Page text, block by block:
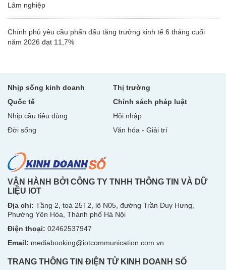
Lâm nghiệp
Chính phủ yêu cầu phấn đấu tăng trưởng kinh tế 6 tháng cuối
năm 2026 đạt 11,7%
Nhịp sống kinh doanh
Thị trường
Quốc tế
Chính sách pháp luật
Nhịp cầu tiêu dùng
Hội nhập
Đời sống
Văn hóa - Giải trí
VẬN HÀNH BỞI CÔNG TY TNHH THÔNG TIN VÀ DỮ
LIỆU IOT
Địa chỉ: Tầng 2, toà 25T2, lô N05, đường Trần Duy Hưng,
Phường Yên Hòa, Thành phố Hà Nội
Điện thoại: 02462537947
Email: mediabooking@iotcommunication.com.vn
TRANG THÔNG TIN ĐIỆN TỬ KINH DOANH SỐ